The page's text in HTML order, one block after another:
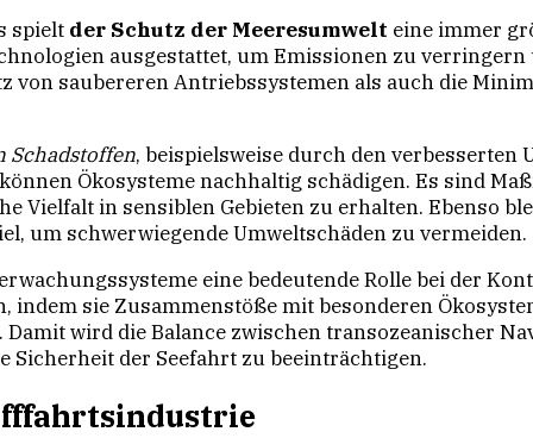
spielt der Schutz der Meeresumwelt eine immer
ausgestattet, um Emissionen zu verringern
von saubereren Antriebssystemen als auch die
Schadstoffen, beispielsweise durch den verbesserten
Ökosysteme nachhaltig schädigen. Es sind
Vielfalt in sensiblen Gebieten zu erhalten. Ebenso
um schwerwiegende Umweltschäden zu vermeiden.
eine bedeutende Rolle bei der
indem sie Zusammenstöße mit besonderen
wird die Balance zwischen transozeanischer
Sicherheit der Seefahrt zu beeinträchtigen.